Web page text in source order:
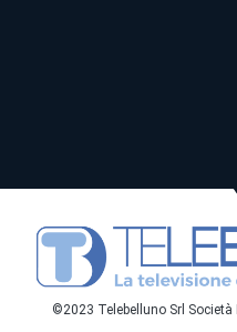
©2023 Telebelluno Srl